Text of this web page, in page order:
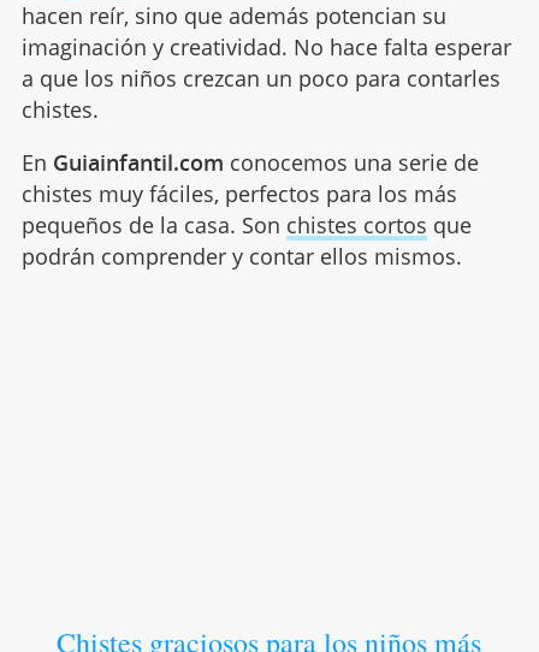
hacen reír, sino que además potencian su
imaginación y creatividad. No hace falta esperar
a que los niños crezcan un poco para contarles
chistes.
En Guiainfantil.com conocemos una serie de
chistes muy fáciles, perfectos para los más
pequeños de la casa. Son chistes cortos que
podrán comprender y contar ellos mismos.
Chistes graciosos para los niños más